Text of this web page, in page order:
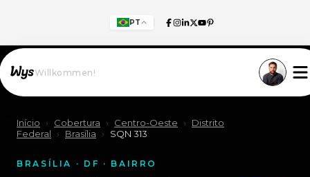
PT
Willkommen!
Início › Cobertura › Centro-Oeste ›
Distrito
Federal
› Brasília › SQN 313
BRASÍLIA · DF · BAIRRO